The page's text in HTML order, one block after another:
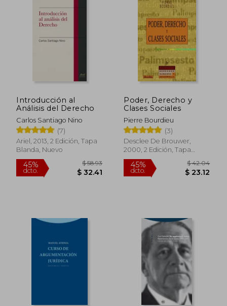
45%
dcto.
Introducción al
Análisis del Derecho
Carlos Santiago Nino
(7)
Ariel, 2013, 2 Edición, Tapa
Blanda, Nuevo
Poder, Derecho y
Clases Sociales
Pierre Bourdieu
(3)
Desclee De Brouwer,
2000, 2 Edición, Tapa
Blanda, Nuevo